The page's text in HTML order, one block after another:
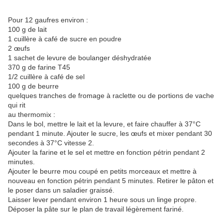
Pour 12 gaufres environ :
100 g de lait
1 cuillère à café de sucre en poudre
2 œufs
1 sachet de levure de boulanger déshydratée
370 g de farine T45
1/2 cuillère à café de sel
100 g de beurre
quelques tranches de fromage à raclette ou de portions de vache
qui rit
au thermomix :
Dans le bol, mettre le lait et la levure, et faire chauffer à 37°C
pendant 1 minute. Ajouter le sucre, les œufs et mixer pendant 30
secondes à 37°C vitesse 2.
Ajouter la farine et le sel et mettre en fonction pétrin pendant 2
minutes.
Ajouter le beurre mou coupé en petits morceaux et mettre à
nouveau en fonction pétrin pendant 5 minutes. Retirer le pâton et
le poser dans un saladier graissé.
Laisser lever pendant environ 1 heure sous un linge propre.
Déposer la pâte sur le plan de travail légèrement fariné.